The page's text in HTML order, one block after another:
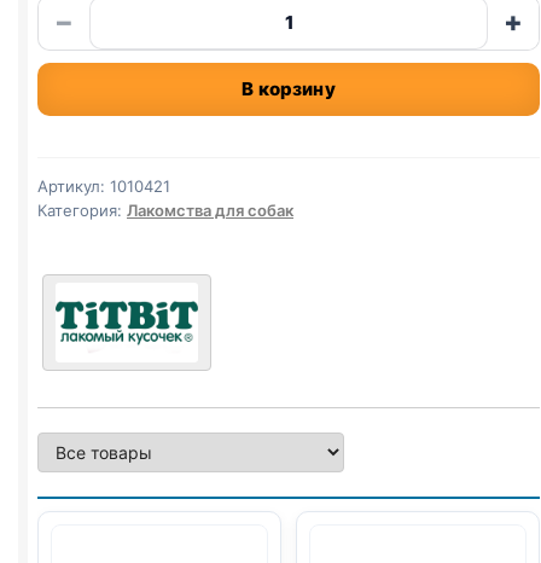
−
Количество
товара
TitBit
жевательный
(МИНИ
ПОРОДЫ,
+
В корзину
Артикул: 1010421
Категория: Лакомства для собак